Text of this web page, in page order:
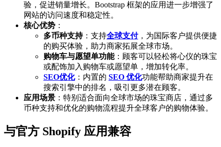
验，促进销量增长。Bootstrap 框架的应用进一步增强了
网站的访问速度和稳定性。
核心优势 ：
多币种支持：支持全球支付，为国际客户提供便捷
的购买体验，助力商家拓展全球市场。
购物车与愿望单功能：顾客可以轻松将心仪的珠宝
或配饰加入购物车或愿望单，增加转化率。
SEO优化：内置的 SEO 优化功能帮助商家提升在
搜索引擎中的排名，吸引更多潜在顾客。
应用场景 ：特别适合面向全球市场的珠宝商店，通过多
币种支持和优化的购物流程提升全球客户的购物体验。
与官方 Shopify 应用兼容